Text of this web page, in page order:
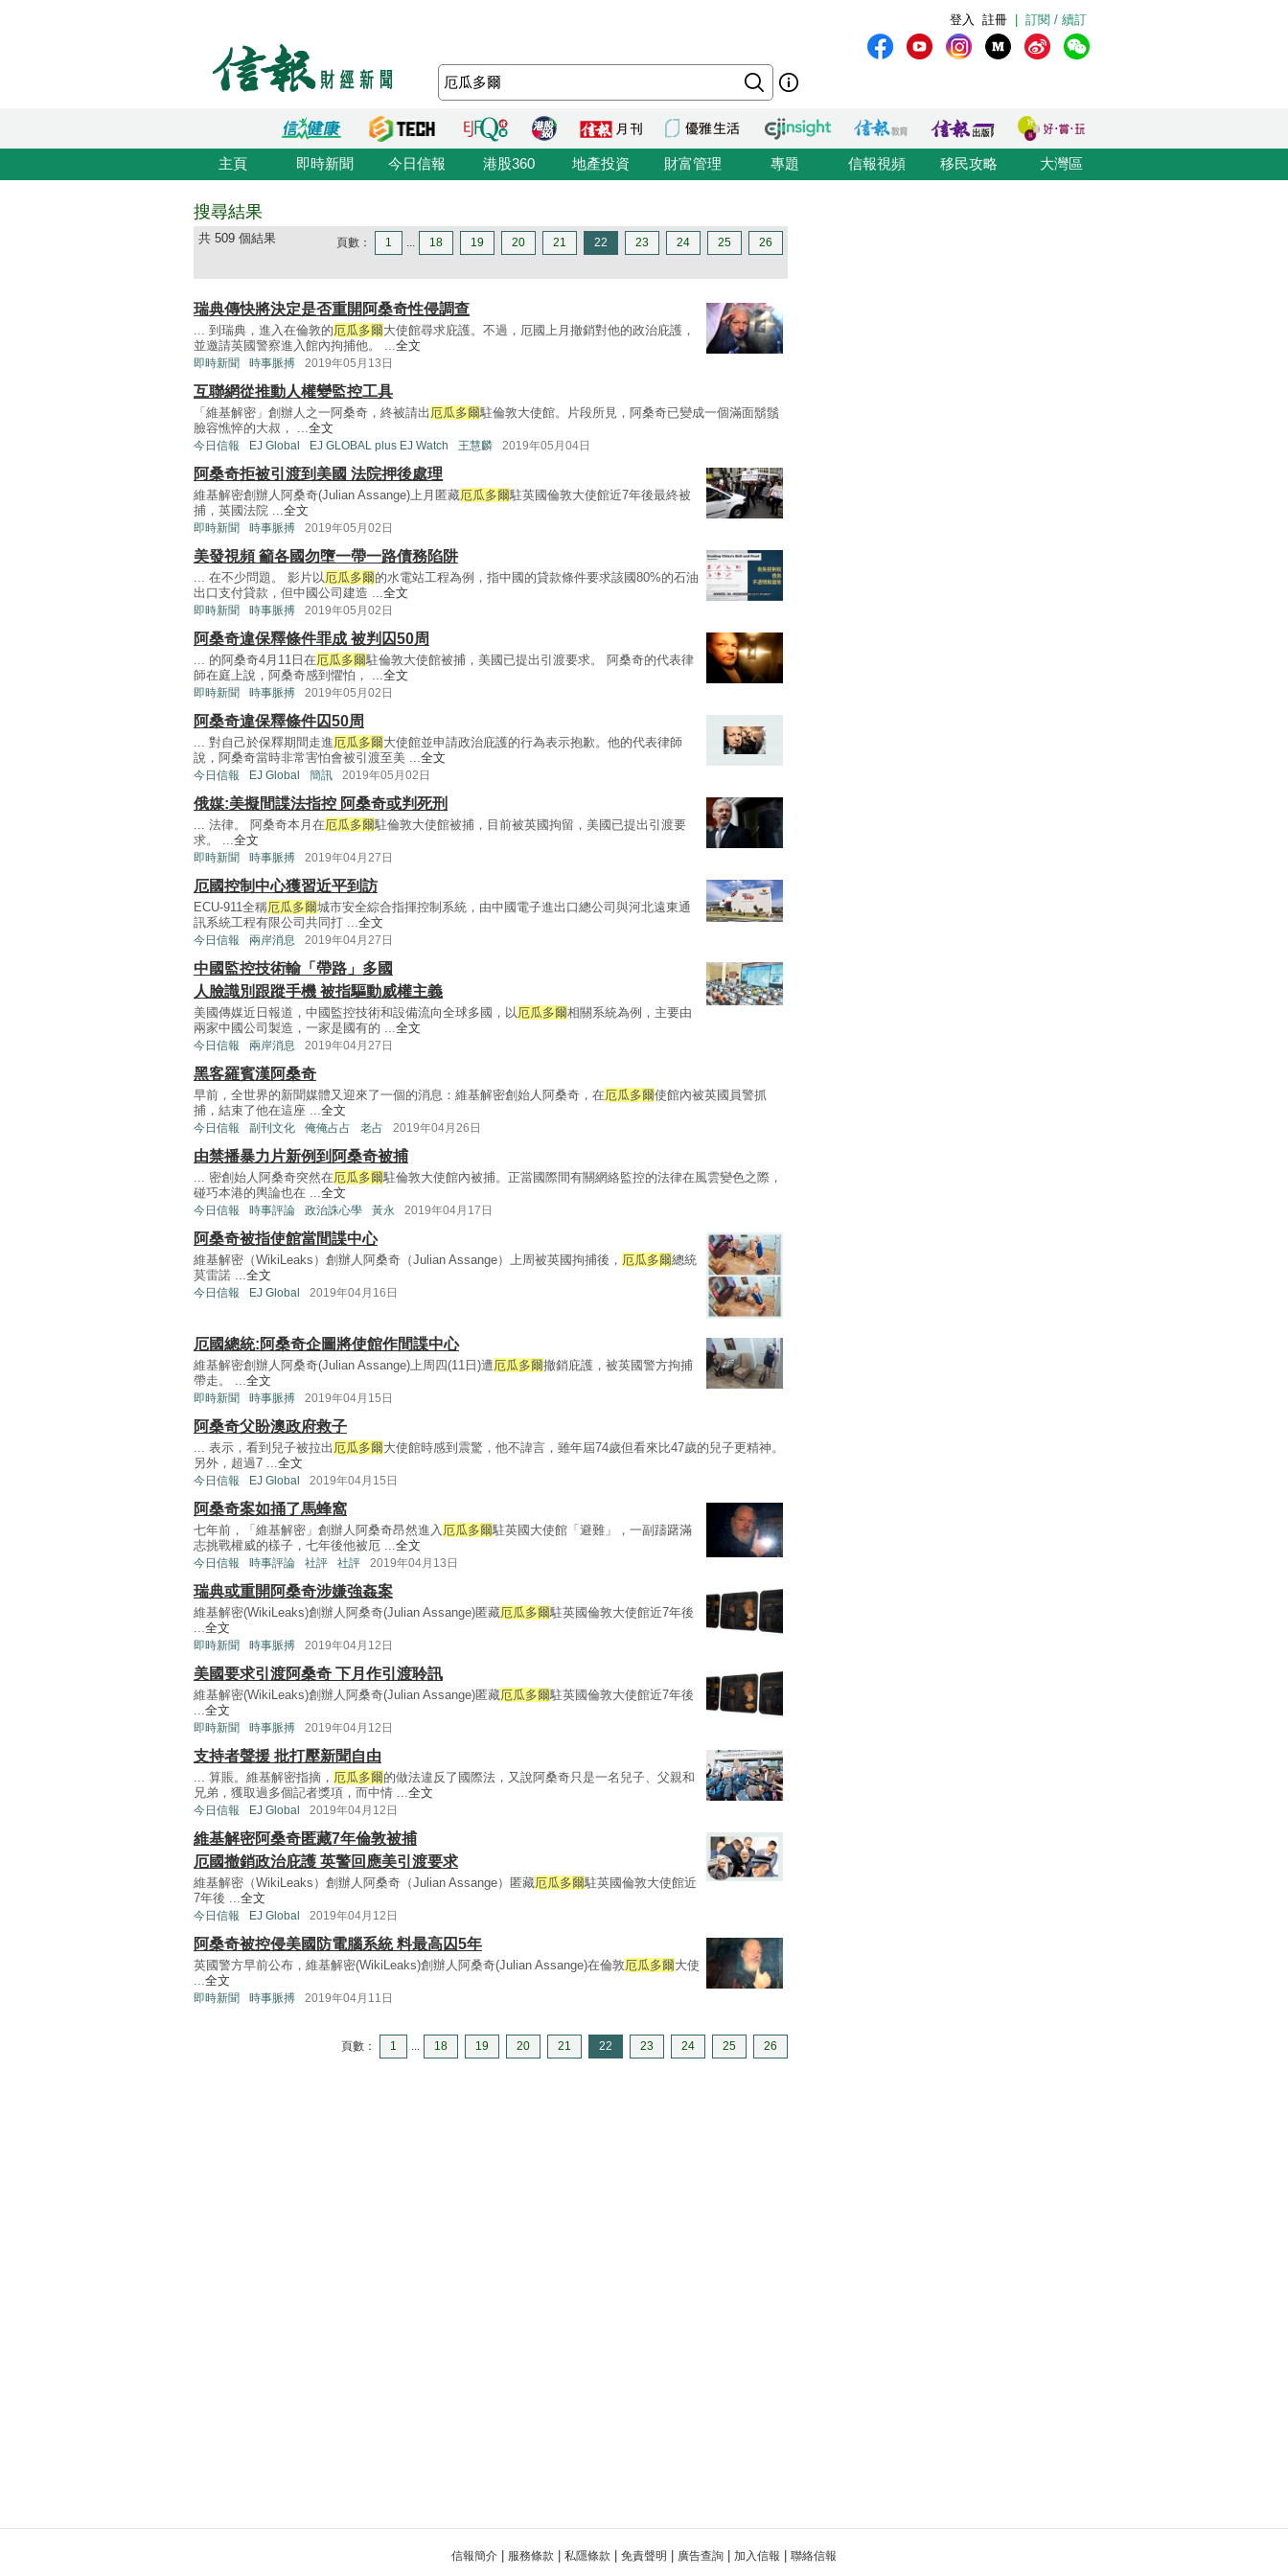
訂閱 / 續訂
註冊
登入
主頁 即時新聞 今日信報 港股360 地產投資 財富管理 專題 信報視頻 移民攻略 大灣區
搜尋結果
共 509 個結果 頁數： 1 ... 18 19 20 21 22 23 24 25 26
瑞典傳快將決定是否重開阿桑奇性侵調查
... 到瑞典，進入在倫敦的厄瓜多爾大使館尋求庇護。不過，厄國上月撤銷對他的政治庇護，
並邀請英國警察進入館內拘捕他。 ...全文
即時新聞 時事脈搏 2019年05月13日
互聯網從推動人權變監控工具
「維基解密」創辦人之一阿桑奇，終被請出 厄瓜多爾駐倫敦大使館。片段所見，阿桑奇已變成一個滿面鬍鬚
臉容憔悴的大叔， ...全文
今日信報 EJ Global EJ GLOBAL plus EJ Watch 王慧麟 2019年05月04日
阿桑奇拒被引渡到美國 法院押後處理
維基解密創辦人阿桑奇(Julian Assange)上月匿藏厄瓜多爾駐英國倫敦大使館近7年後最終被
捕，英國法院 ...全文
即時新聞 時事脈搏 2019年05月02日
美發視頻 籲各國勿墮一帶一路債務陷阱
... 在不少問題。 影片以厄瓜多爾的水電站工程為例，指中國的貸款條件要求該國80%的石油
出口支付貸款，但中國公司建造 ...全文
即時新聞 時事脈搏 2019年05月02日
阿桑奇違保釋條件罪成 被判囚50周
... 的阿桑奇4月11日在厄瓜多爾駐倫敦大使館被捕，美國已提出引渡要求。 阿桑奇的代表律
師在庭上說，阿桑奇感到懼怕， ...全文
即時新聞 時事脈搏 2019年05月02日
阿桑奇違保釋條件囚50周
... 對自己於保釋期間走進厄瓜多爾大使館並申請政治庇護的行為表示抱歉。他的代表律師
說，阿桑奇當時非常害怕會被引渡至美 ...全文
今日信報 EJ Global 簡訊 2019年05月02日
俄媒:美擬間諜法指控 阿桑奇或判死刑
... 法律。 阿桑奇本月在厄瓜多爾駐倫敦大使館被捕，目前被英國拘留，美國已提出引渡要
求。 ...全文
即時新聞 時事脈搏 2019年04月27日
厄國控制中心獲習近平到訪
ECU-911全稱厄瓜多爾城市安全綜合指揮控制系統，由中國電子進出口總公司與河北遠東通
訊系統工程有限公司共同打 ...全文
今日信報 兩岸消息 2019年04月27日
中國監控技術輸「帶路」多國
人臉識別跟蹤手機 被指驅動威權主義
美國傳媒近日報道，中國監控技術和設備流向全球多國，以厄瓜多爾相關系統為例，主要由
兩家中國公司製造，一家是國有的 ...全文
今日信報 兩岸消息 2019年04月27日
黑客羅賓漢阿桑奇
早前，全世界的新聞媒體又迎來了一個的消息：維基解密創始人阿桑奇，在厄瓜多爾使館內被英國員警抓
捕，結束了他在這座 ...全文
今日信報 副刊文化 俺俺占占 老占 2019年04月26日
由禁播暴力片新例到阿桑奇被捕
... 密創始人阿桑奇突然在厄瓜多爾駐倫敦大使館內被捕。正當國際間有關網絡監控的法律在風雲變色之際，
碰巧本港的輿論也在 ...全文
今日信報 時事評論 政治誅心學 黃永 2019年04月17日
阿桑奇被指使館當間諜中心
維基解密（WikiLeaks）創辦人阿桑奇（Julian Assange）上周被英國拘捕後， 厄瓜多爾總統
莫雷諾 ...全文
今日信報 EJ Global 2019年04月16日
厄國總統:阿桑奇企圖將使館作間諜中心
維基解密創辦人阿桑奇(Julian Assange)上周四(11日)遭 厄瓜多爾撤銷庇護，被英國警方拘捕
帶走。 ... 全文
即時新聞 時事脈搏 2019年04月15日
阿桑奇父盼澳政府救子
... 表示，看到兒子被拉出 厄瓜多爾大使館時感到震驚，他不諱言，雖年屆74歲但看來比47歲的兒子更精神。
另外，超過7 ... 全文
今日信報 EJ Global 2019年04月15日
阿桑奇案如捅了馬蜂窩
七年前，「維基解密」創辦人阿桑奇昂然進入 厄瓜多爾駐英國大使館「避難」，一副躊躇滿
志挑戰權威的樣子，七年後他被厄 ... 全文
今日信報 時事評論 社評 社評 2019年04月13日
瑞典或重開阿桑奇涉嫌強姦案
維基解密(WikiLeaks)創辦人阿桑奇(Julian Assange)匿藏厄瓜多爾駐英國倫敦大使館近7年後
全文
即時新聞 時事脈搏 2019年04月12日
美國要求引渡阿桑奇 下月作引渡聆訊
維基解密(WikiLeaks)創辦人阿桑奇(Julian Assange)匿藏厄瓜多爾駐英國倫敦大使館近7年後
全文
即時新聞 時事脈搏 2019年04月12日
支持者聲援 批打壓新聞自由
... 算賬。維基解密指摘， 厄瓜多爾的做法違反了國際法，又說阿桑奇只是一名兒子、父親和
兄弟，獲取過多個記者獎項，而中情 ... 全文
今日信報 EJ Global 2019年04月12日
維基解密阿桑奇匿藏7年倫敦被捕
厄國撤銷政治庇護 英警回應美引渡要求
維基解密（WikiLeaks）創辦人阿桑奇（Julian Assange）匿藏厄瓜多爾駐英國倫敦大使館近
7年後 ... 全文
今日信報 EJ Global 2019年04月12日
阿桑奇被控侵美國防電腦系統 料最高囚5年
英國警方早前公布，維基解密(WikiLeaks)創辦人阿桑奇(Julian Assange)在倫敦 厄瓜多爾大使
全文
即時新聞 時事脈搏 2019年04月11日
頁數： 1 ... 18 19 20 21 22 23 24 25 26
信報簡介 服務條款 私隱條款 免責聲明 廣告查詢 加入信報 聯絡信報